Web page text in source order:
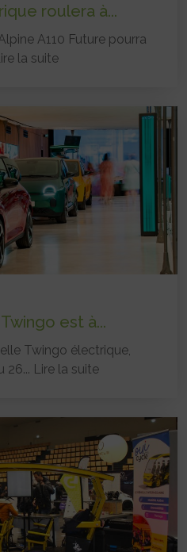
roulera à...
A110 Future pourra
la suite
est à...
Twingo électrique,
26... Lire la suite